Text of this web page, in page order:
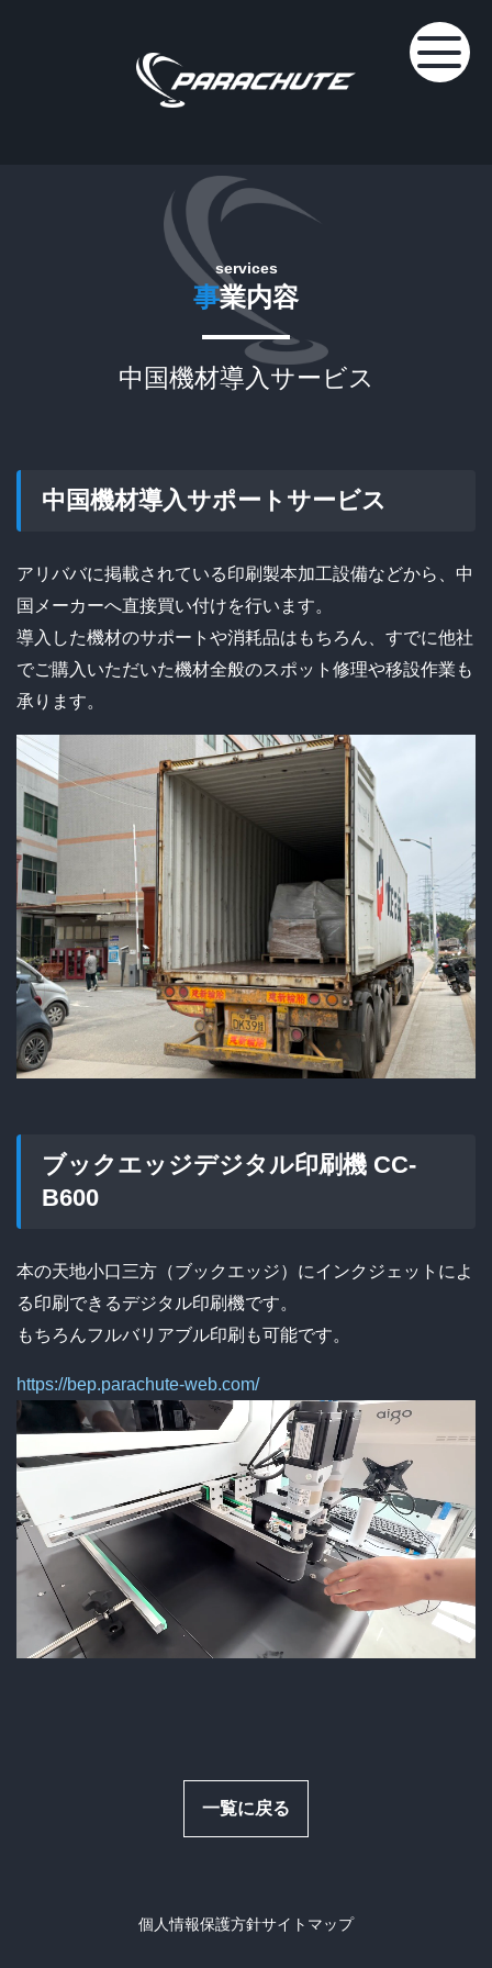
services
事業内容
中国機材導入サービス
中国機材導入サポートサービス
アリババに掲載されている印刷製本加工設備などから、中
国メーカーへ直接買い付けを行います。
導入した機材のサポートや消耗品はもちろん、すでに他社
でご購入いただいた機材全般のスポット修理や移設作業も
承ります。
ブックエッジデジタル印刷機 CC-
B600
本の天地小口三方（ブックエッジ）にインクジェットによ
る印刷できるデジタル印刷機です。
もちろんフルバリアブル印刷も可能です。
https://bep.parachute-web.com/
一覧に戻る
個人情報保護方針サイトマップ